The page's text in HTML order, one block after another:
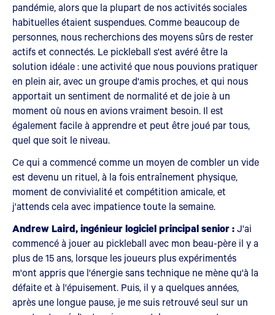
pandémie, alors que la plupart de nos activités sociales
habituelles étaient suspendues. Comme beaucoup de
personnes, nous recherchions des moyens sûrs de rester
actifs et connectés. Le pickleball s'est avéré être la
solution idéale : une activité que nous pouvions pratiquer
en plein air, avec un groupe d'amis proches, et qui nous
apportait un sentiment de normalité et de joie à un
moment où nous en avions vraiment besoin. Il est
également facile à apprendre et peut être joué par tous,
quel que soit le niveau.
Ce qui a commencé comme un moyen de combler un vide
est devenu un rituel, à la fois entraînement physique,
moment de convivialité et compétition amicale, et
j'attends cela avec impatience toute la semaine.
Andrew Laird, ingénieur logiciel principal senior :J'ai
commencé à jouer au pickleball avec mon beau-père il y a
plus de 15 ans, lorsque les joueurs plus expérimentés
m'ont appris que l'énergie sans technique ne mène qu'à la
défaite et à l'épuisement. Puis, il y a quelques années,
après une longue pause, je me suis retrouvé seul sur un